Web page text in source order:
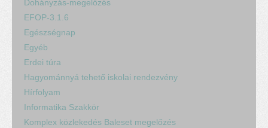
Dohányzás-megelőzés
EFOP-3.1.6
Egészségnap
Egyéb
Erdei túra
Hagyománnyá tehető iskolai rendezvény
Hírfolyam
Informatika Szakkör
Komplex közlekedés Baleset megelőzés